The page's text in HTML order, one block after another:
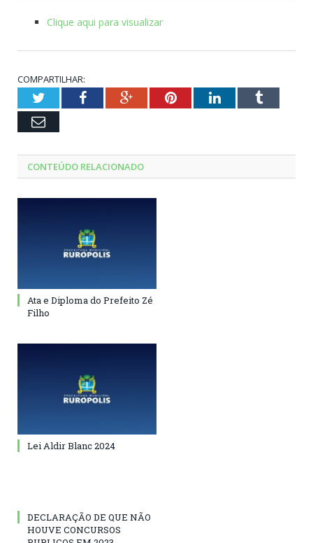
Clique aqui para visualizar
COMPARTILHAR:
TwitterFacebookGoogle+PinterestLinkedInTumblr
Email
CONTEÚDO RELACIONADO
Ata e Diploma do Prefeito Zé
Filho
Lei Aldir Blanc 2024
DECLARAÇÃO DE QUE NÃO
HOUVE CONCURSOS